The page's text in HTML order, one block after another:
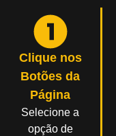
Clique nos
Botões da
Página
Selecione a
opção de